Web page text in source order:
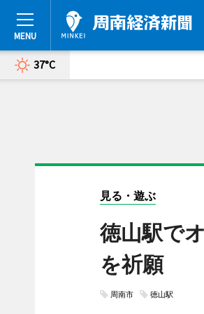
37°C
見る・遊ぶ
徳山駅で
を祈願
周南市 徳山駅